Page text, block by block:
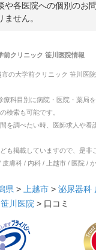
や各医院への個別のお
せん。
前クリニック 笹川医院情報
市の大学前クリニック 笹川医院
療科目別に病院・医院・薬局
検索も可能です。
を調べたい時、医師求人や看
も掲載していますので、是非
皮膚科 / 内科 / 上越市 / 医院 /
県 > 上越市 > 泌尿器科
川医院 > 口コミ